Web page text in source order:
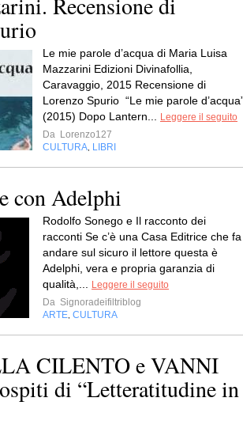
Le mie parole d’acqua di Maria Luisa
Mazzarini Edizioni Divinafollia,
Caravaggio, 2015 Recensione di
Lorenzo Spurio “Le mie parole
(2015) Dopo Lantern...
Leggere il seguito
Da Lorenzo127
CULTURA LIBRI
con Adelphi
Rodolfo Sonego e Il racconto dei
racconti Se c’è una Casa Editrice che fa
andare sul sicuro il lettore questa è
Adelphi, vera e propria garanzia di
qualità,...
Leggere il seguito
Da Signoradeifiltriblog
ARTE CULTURA
CILENTO e VANNI
di “Letteratitudine in